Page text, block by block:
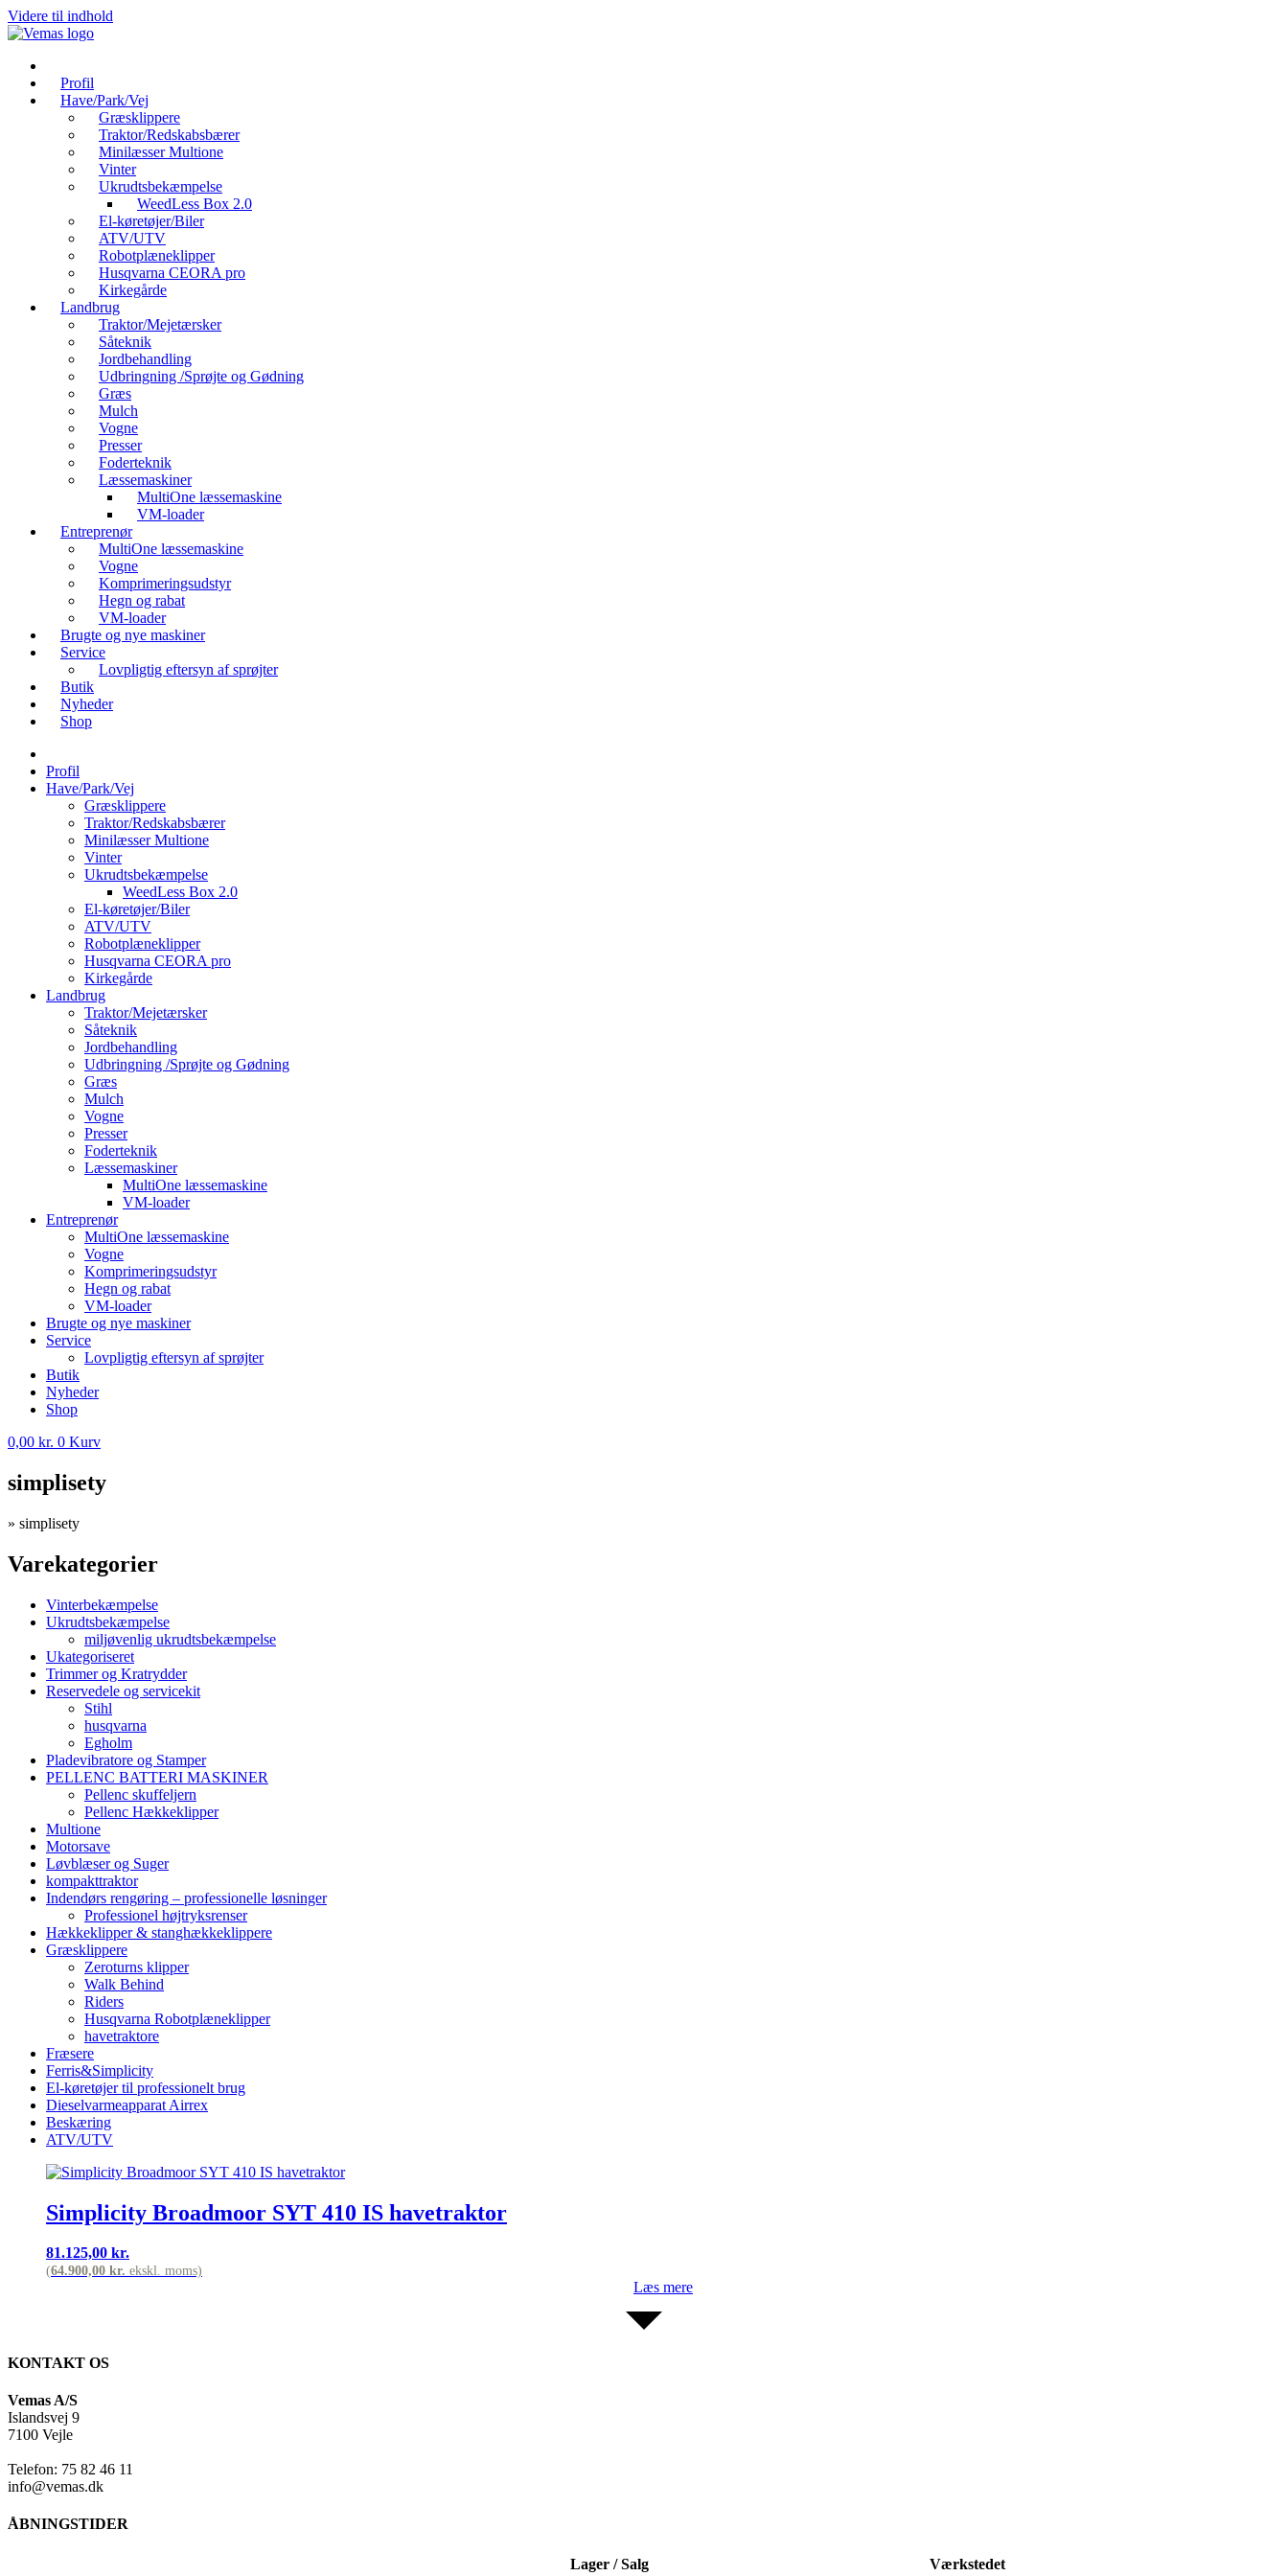
Videre til indhold
Profil
Have/Park/Vej
Græsklippere
Traktor/Redskabsbærer
Minilæsser Multione
Vinter
Ukrudtsbekæmpelse
WeedLess Box 2.0
El-køretøjer/Biler
ATV/UTV
Robotplæneklipper
Husqvarna CEORA pro
Kirkegårde
Landbrug
Traktor/Mejetærsker
Såteknik
Jordbehandling
Udbringning /Sprøjte og Gødning
Græs
Mulch
Vogne
Presser
Foderteknik
Læssemaskiner
MultiOne læssemaskine
VM-loader
Entreprenør
MultiOne læssemaskine
Vogne
Komprimeringsudstyr
Hegn og rabat
VM-loader
Brugte og nye maskiner
Service
Lovpligtig eftersyn af sprøjter
Butik
Nyheder
Shop
Profil
Have/Park/Vej
Græsklippere
Traktor/Redskabsbærer
Minilæsser Multione
Vinter
Ukrudtsbekæmpelse
WeedLess Box 2.0
El-køretøjer/Biler
ATV/UTV
Robotplæneklipper
Husqvarna CEORA pro
Kirkegårde
Landbrug
Traktor/Mejetærsker
Såteknik
Jordbehandling
Udbringning /Sprøjte og Gødning
Græs
Mulch
Vogne
Presser
Foderteknik
Læssemaskiner
MultiOne læssemaskine
VM-loader
Entreprenør
MultiOne læssemaskine
Vogne
Komprimeringsudstyr
Hegn og rabat
VM-loader
Brugte og nye maskiner
Service
Lovpligtig eftersyn af sprøjter
Butik
Nyheder
Shop
0,00 kr. 0 Kurv
simplisety
» simplisety
Varekategorier
Vinterbekæmpelse
Ukrudtsbekæmpelse
miljøvenlig ukrudtsbekæmpelse
Ukategoriseret
Trimmer og Kratrydder
Reservedele og servicekit
Stihl
husqvarna
Egholm
Pladevibratore og Stamper
PELLENC BATTERI MASKINER
Pellenc skuffeljern
Pellenc Hækkeklipper
Multione
Motorsave
Løvblæser og Suger
kompakttraktor
Indendørs rengøring – professionelle løsninger
Professionel højtryksrenser
Hækkeklipper & stanghækkeklippere
Græsklippere
Zeroturns klipper
Walk Behind
Riders
Husqvarna Robotplæneklipper
havetraktore
Fræsere
Ferris&Simplicity
El-køretøjer til professionelt brug
Dieselvarmeapparat Airrex
Beskæring
ATV/UTV
Simplicity Broadmoor SYT 410 IS havetraktor
81.125,00 kr.
(64.900,00 kr. ekskl. moms)
Læs mere
KONTAKT OS
Vemas A/S
Islandsvej 9
7100 Vejle
Telefon: 75 82 46 11
info@vemas.dk
ÅBNINGSTIDER
Lager / Salg Værkstedet